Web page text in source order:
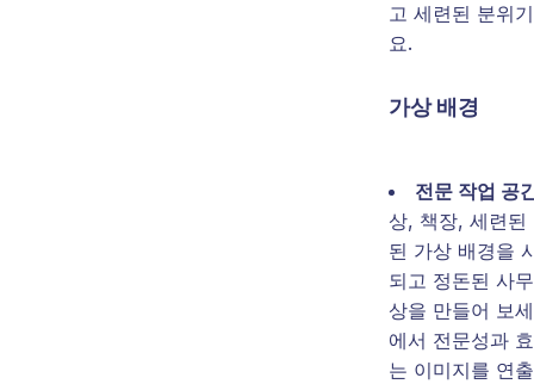
고 세련된 분위
요.
가상 배경
전문 작업 공
상, 책장, 세련된
된 가상 배경을
되고 정돈된 사
상을 만들어 보
에서 전문성과
는 이미지를 연